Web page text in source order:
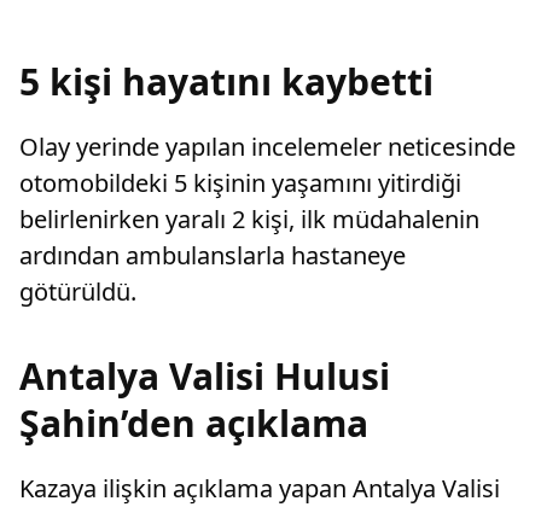
5 kişi hayatını kaybetti
Olay yerinde yapılan incelemeler neticesinde
otomobildeki 5 kişinin yaşamını yitirdiği
belirlenirken yaralı 2 kişi, ilk müdahalenin
ardından ambulanslarla hastaneye
götürüldü.
Antalya Valisi Hulusi
Şahin’den açıklama
Kazaya ilişkin açıklama yapan Antalya Valisi